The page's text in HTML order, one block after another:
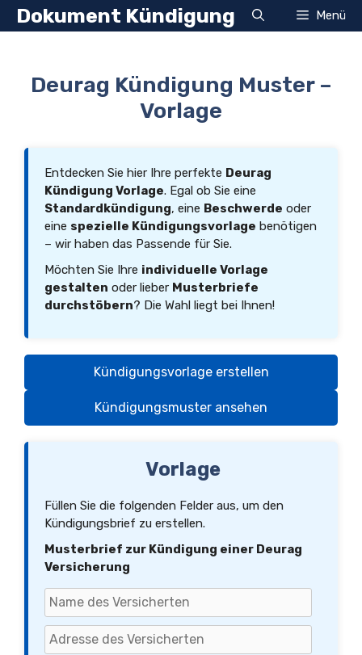
Zum
InhaltDokument Kündigung Menü
Deurag Kündigung Muster –
Vorlage
Entdecken Sie hier Ihre perfekte Deurag
Kündigung Vorlage. Egal ob Sie eine
Standardkündigung, eine Beschwerde oder
eine spezielle Kündigungsvorlage benötigen
– wir haben das Passende für Sie.
Möchten Sie Ihre individuelle Vorlage
gestalten oder lieber Musterbriefe
durchstöbern? Die Wahl liegt bei Ihnen!
Kündigungsvorlage erstellen
Kündigungsmuster ansehen
Vorlage
Füllen Sie die folgenden Felder aus, um den
Kündigungsbrief zu erstellen.
Musterbrief zur Kündigung einer Deurag
Versicherung